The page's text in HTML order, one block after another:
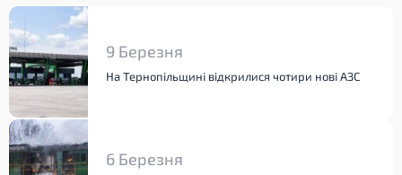
9 Березня
На Тернопільщині відкрилися чотири нові АЗС
6 Березня